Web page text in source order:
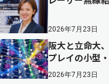
2026年7月23日
阪大と立命大
プレイの小型
2026年7月23日